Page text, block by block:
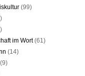
(99)
im Wort(61)
(14)
(9)